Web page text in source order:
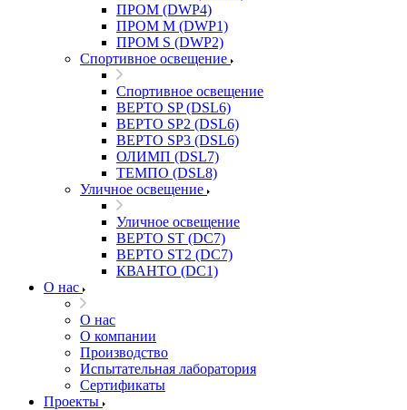
ПРОМ (DWP4)
ПРОМ M (DWP1)
ПРОМ S (DWP2)
Спортивное освещение
Спортивное освещение
ВЕРТО SP (DSL6)
ВЕРТО SP2 (DSL6)
ВЕРТО SP3 (DSL6)
ОЛИМП (DSL7)
ТЕМПО (DSL8)
Уличное освещение
Уличное освещение
ВЕРТО ST (DC7)
ВЕРТО ST2 (DC7)
КВАНТО (DC1)
О нас
О нас
О компании
Производство
Испытательная лаборатория
Сертификаты
Проекты